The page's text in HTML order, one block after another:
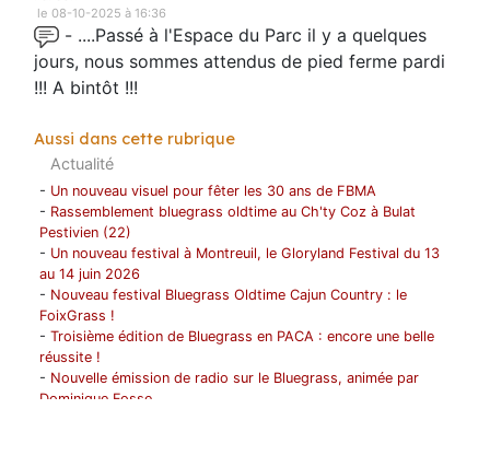
le 08-10-2025 à 16:36
- ....Passé à l'Espace du Parc il y a quelques
jours, nous sommes attendus de pied ferme pardi
!!! A bintôt !!!
Aussi dans cette rubrique
Actualité
- Un nouveau visuel pour fêter les 30 ans de FBMA
- Rassemblement bluegrass oldtime au Ch'ty Coz à Bulat
Pestivien (22)
- Un nouveau festival à Montreuil, le Gloryland Festival du 13
au 14 juin 2026
- Nouveau festival Bluegrass Oldtime Cajun Country : le
FoixGrass !
-Troisième édition de Bluegrass en PACA : encore une belle
réussite !
- Nouvelle émission de radio sur le Bluegrass, animée par
Dominique Fosse